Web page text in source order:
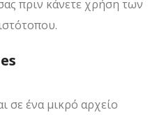
πριν κάνετε χρήση των
σε ένα μικρό αρχείο